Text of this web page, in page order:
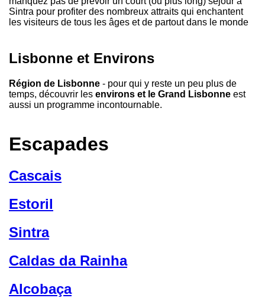
Sintra pour profiter des nombreux attraits qui enchantent
les visiteurs de tous les âges et de partout dans le monde
Lisbonne et Environs
Région de Lisbonne - pour qui y reste un peu plus de
temps, découvrir les environs et le Grand Lisbonne est
aussi un programme incontournable.
Escapades
Cascais
Estoril
Sintra
Caldas da Rainha
Alcobaça